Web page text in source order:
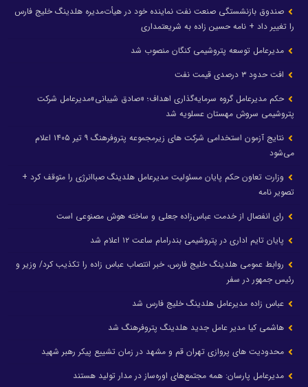
صندوق بازنشستگی صنعت نفت نماینده خود در هیأت‌مدیره هلدینگ خلیج فارس
را تغییر داد + نامه حسین زاده به شریعتمداری
مدیرعامل توسعه پتروشیمی کنگان منصوب شد
افت حدود ۳ درصدی قیمت نفت
حکم مدیرعامل گروه سرمایه‌گذاری اهداف؛ «صادق شیبانی»مدیرعامل شرکت
پتروشیمی سروش مهستان عسلویه شد
نتایج آزمون استخدامی شرکت های زیرمجموعه پتروفرهنگ ۹ تیر ۱۴۰۵ اعلام
می‌شود
وزارت تعاون حکم پایان مسئولیت مدیرعامل هلدینگ صباانرژی را متوقف کرد +
تصویر نامه
رای انفصال از خدمت عباس‌زاده جعلی و ساخته هوش مصنوعی است
پایان تایم اداری در پتروشیمی بندرامام ساعت ۱۲ اعلام شد
روابط عمومی هلدینگ خلیج فارس، خبر انتصاب عباس زاده را تکذیب کرد/ وزیر و
رئیس جمهور در سفر
عباس زاده مدیرعامل هلدینگ خلیج فارس شد
هاشمی کیا مدیر عامل جدید هلدینگ پتروفرهنگ شد
محدودیت های پروازی تهران قم و مشهد در زمان تشییع پیکر رهبر شهید
مدیرعامل پارسان: همه مجتمع‌های اوره‌ساز در مدار تولید هستند